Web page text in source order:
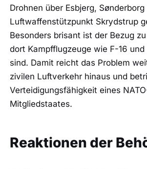
Drohnen über Esbjerg,
Luftwaffenstützpunkt Skrydstrup
Besonders brisant ist der Bezug
dort Kampfflugzeuge wie F-16
sind. Damit reicht das Problem
zivilen Luftverkehr hinaus und
Verteidigungsfähigkeit eines
Mitgliedstaates.
Reaktionen der